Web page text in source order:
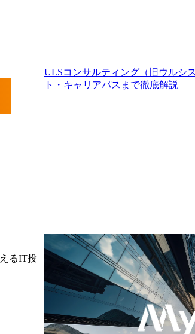
るIT投
ULSコンサルティング（旧ウルシ
ト・キャリアパスまで徹底解説